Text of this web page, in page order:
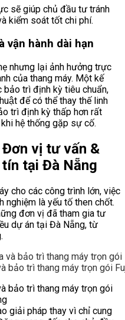
sẽ giúp chủ đầu tư tránh
kiểm soát tốt chi phí.
vận hành dài hạn
nhưng lại ảnh hưởng trực
của thang máy. Một kế
bảo trì định kỳ tiêu chuẩn,
để có thể thay thế linh
trì định kỳ thấp hơn rất
hệ thống gặp sự cố.
vị tư vấn &
tại Đà Nẵng
cho các công trình lớn, việc
nghiệm là yếu tố then chốt.
đơn vị đã tham gia tư
dự án tại Đà Nẵng, từ
bảo trì thang máy trọn gói
bảo trì thang máy trọn gói
giải pháp thay vì chỉ cung